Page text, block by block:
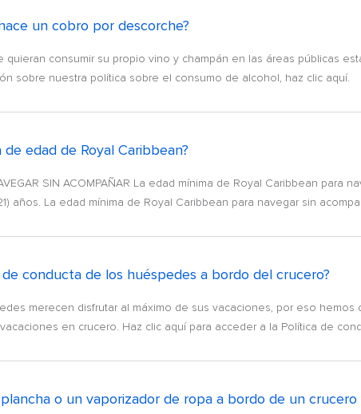
un cobro por descorche?
quieran consumir su propio vino y champán en las áreas públicas
sobre nuestra política sobre el consumo de alcohol, haz clic aquí.
edad de Royal Caribbean?
SIN ACOMPAÑAR La edad mínima de Royal Caribbean
años. La edad mínima de Royal Caribbean para navegar sin
conducta de los huéspedes a bordo del crucero?
merecen disfrutar al máximo de sus vacaciones, por eso
en crucero. Haz clic aquí para acceder a la Política de
o un vaporizador de ropa a bordo de un crucero